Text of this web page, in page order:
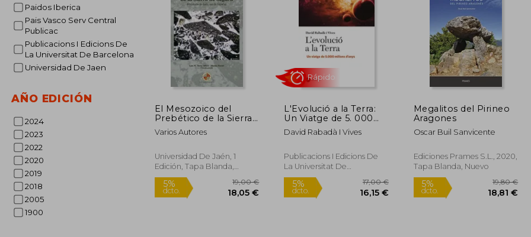
Paidos Iberica
Pais Vasco Serv Central
Publicac
Publicacions I Edicions De
La Universitat De Barcelona
Universidad De Jaen
AÑO EDICIÓN
2024
2023
2022
2020
2019
2018
2005
1900
5%
dcto.
5%
dcto.
5%
dcto.
El Mesozoico del
Prebético de la Sierra
de Segura (Provincia
de Jaén, sur de
de Moya)
Varios Autores
Universidad De Jaén, 1
Edición, Tapa Blanda,
Nuevo
L'Evolució a la Terra:
Un Viatge de 5. 000
Milions D’Anys
(Catàlisi) (en Catalán)
David Rabadà I Vives
Publicacions I Edicions De
La Universitat De
Barcelona, 2022, 1 Edición,
Tapa Blanda, Nuevo
Megalitos del Pirineo
Aragones
Oscar Buil Sanvicente
Ediciones Prames S.L., 2020,
Tapa Blanda, Nuevo